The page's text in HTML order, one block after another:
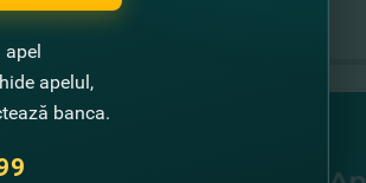
apel
apelul,
banca.